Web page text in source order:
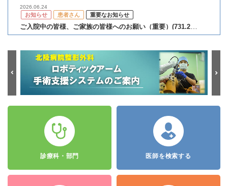
2026.06.24
お知らせ 患者さん 重要なお知らせ
ご入院中の皆様、ご家族の皆様へのお願い（重要）(731.26
2026.05.25
お知らせ 患者さん 重要なお知らせ
入院時のお食事の負担額変更について（重要）
重要なお知らせ
令和8年度 すこやか検診のお知らせ
お知らせ 患者さん
診断書等料金改定のお知らせ
診療科・部門 医師を検索する